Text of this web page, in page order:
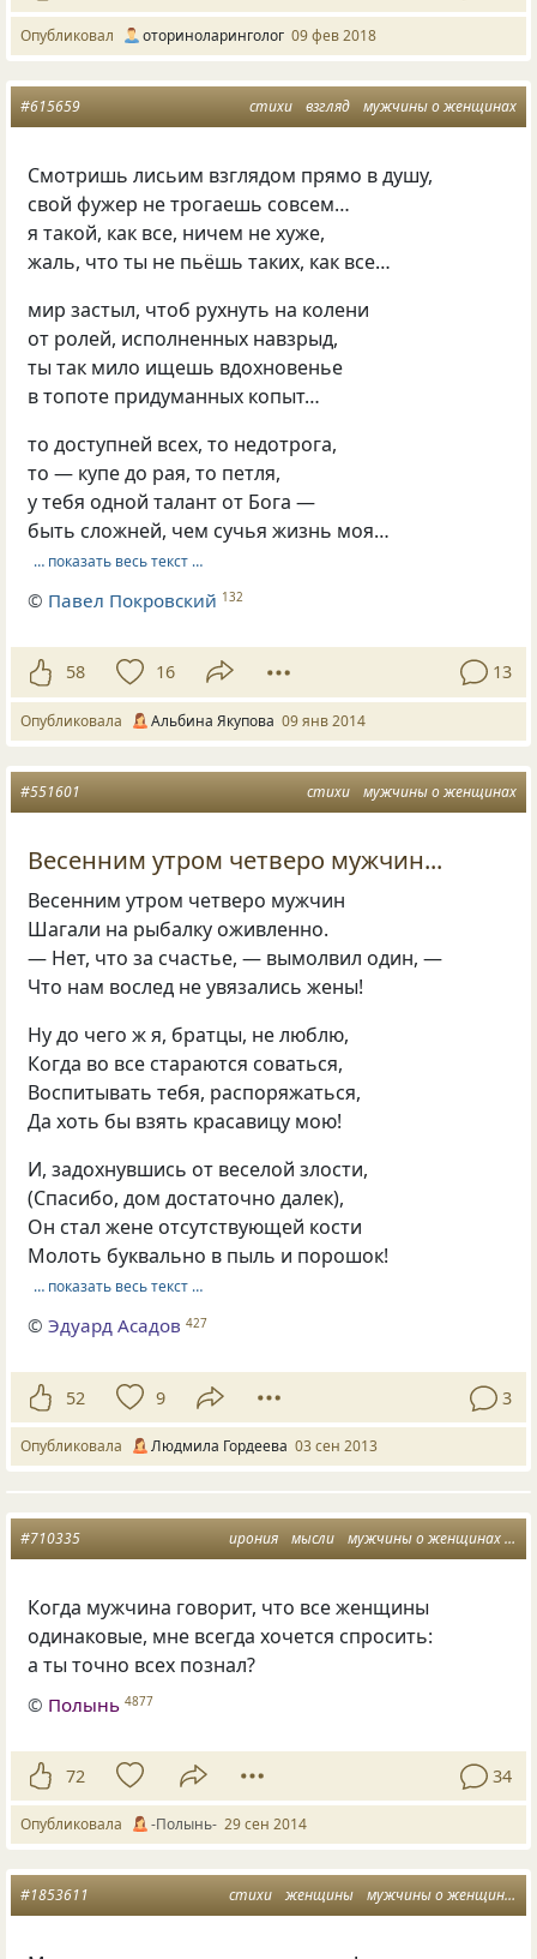
Опубликовал оториноларинголог 09 фев 2018
стихи взгляд мужчины о женщинах
#615659
Смотришь лисьим взглядом прямо в душу,
свой фужер не трогаешь совсем…
я такой, как все, ничем не хуже,
жаль, что ты не пьёшь таких, как все…
мир застыл, чтоб рухнуть на колени
от ролей, исполненных навзрыд,
ты так мило ищешь вдохновенье
в топоте придуманных копыт…
то доступней всех, то недотрога,
то — купе до рая, то петля,
у тебя одной талант от Бога —
быть сложней, чем сучья жизнь моя…
… показать весь текст …
© Павел Покровский 132
58 16 13
Опубликовала Альбина Якупова 09 янв 2014
стихи мужчины о женщинах
#551601
Весенним утром четверо мужчин...
Весенним утром четверо мужчин
Шагали на рыбалку оживленно.
— Нет, что за счастье, — вымолвил один, —
Что нам вослед не увязались жены!
Ну до чего ж я, братцы, не люблю,
Когда во все стараются соваться,
Воспитывать тебя, распоряжаться,
Да хоть бы взять красавицу мою!
И, задохнувшись от веселой злости,
(Спасибо, дом достаточно далек),
Он стал жене отсутствующей кости
Молоть буквально в пыль и порошок!
… показать весь текст …
©Эдуард Асадов 427
52 9 3
Опубликовала Людмила Гордеева 03 сен 2013
ирония мысли мужчины о женщинах
#710335
Когда мужчина говорит, что все женщины
одинаковые, мне всегда хочется спросить:
а ты точно всех познал?
© Полынь 4877
72 34
Опубликовала -Полынь- 29 сен 2014
стихи женщины мужчины о женщинах
#1853611